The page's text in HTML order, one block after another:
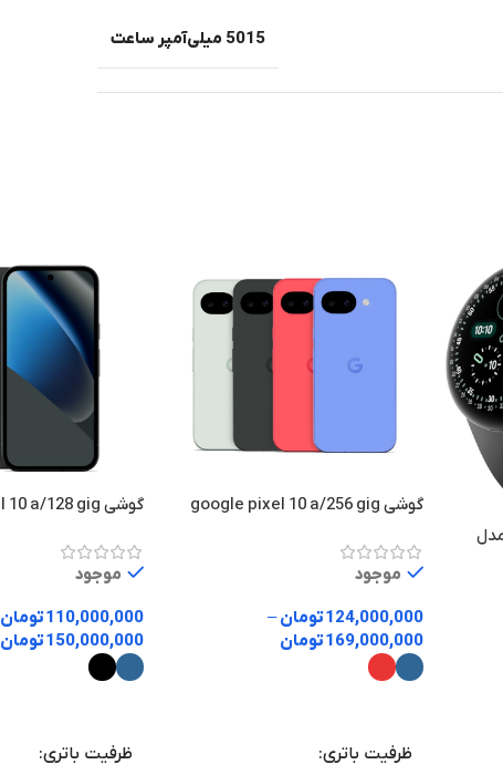
5015 میلی‌آمپر ساعت
گوشی google pixel 10 a/256 gig
موجود
124,000,000تومان–
169,000,000تومان
ظرفیت باتری
گوشی google pixel 10 a/128 gig
موجود
110,000,000تومان
150,000,000تومان
ظرفیت باتری